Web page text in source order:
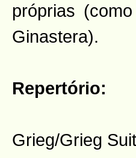
próprias
Ginastera).
Repertório:
Grieg/Grieg